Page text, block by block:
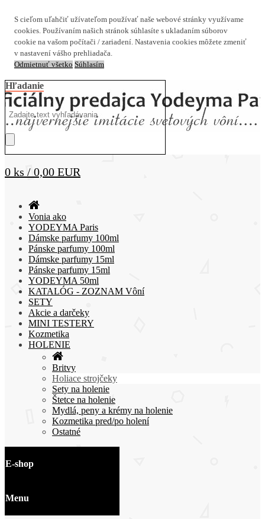
S cieľom uľahčiť užívateľom používať naše webové stránky využívame
cookies. Používaním našich stránok súhlasíte s ukladaním súborov
cookie na vašom počítači / zariadení. Nastavenia cookies môžete zmeniť
v nastavení vášho prehliadača.
Odmietnuť všetko Súhlasím
Hľadanie
0 ks / 0,00 EUR
Vonia ako
YODEYMA Paris
Dámske parfumy 100ml
Pánske parfumy 100ml
Dámske parfumy 15ml
Pánske parfumy 15ml
YODEYMA 50ml
KATALÓG - ZOZNAM Vôní
SETY
Akcie a darčeky
MINI TESTERY
Kozmetika
HOLENIE
Britvy
Holiace strojčeky
Sety na holenie
Štetce na holenie
Mydlá, peny a krémy na holenie
Kozmetika pred/po holení
Ostatné
E-shop
Menu